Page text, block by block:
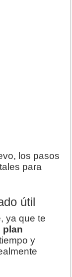
los pasos
para
útil
ya que te
plan
y